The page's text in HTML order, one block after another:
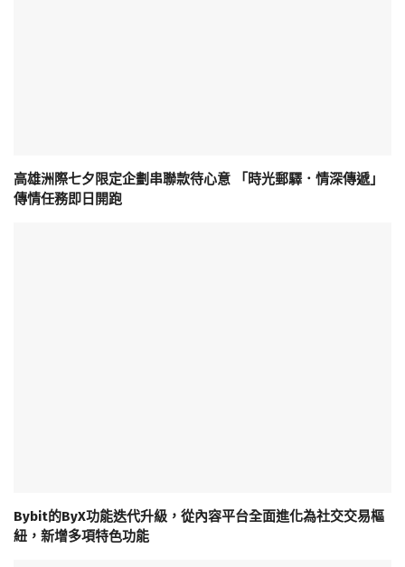
高雄洲際七夕限定企劃串聯款待心意 「時光郵驛．情深傳遞」
傳情任務即日開跑
Bybit的ByX功能迭代升級，從內容平台全面進化為社交交易樞
紐，新增多項特色功能